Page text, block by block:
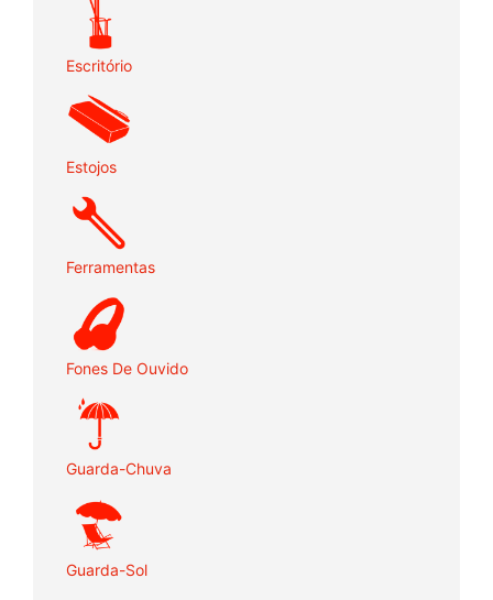
Escritório
Estojos
Ferramentas
Fones De Ouvido
Guarda-Chuva
Guarda-Sol